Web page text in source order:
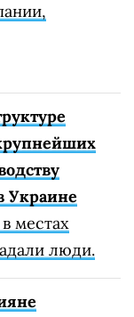
Украине
местах
люди.